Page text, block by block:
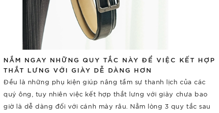
NẮM NGAY NHỮNG QUY TẮC NÀY ĐỂ VIỆC KẾT HỢP
THẮT LƯNG VỚI GIÀY DỄ DÀNG HƠN
Đều là những phụ kiện giúp nâng tầm sự thanh lịch của các
quý ông, tuy nhiên việc kết hợp thắt lưng với giày chưa bao
giờ là dễ dàng đối với cánh mày râu. Nằm lòng 3 quy tắc sau